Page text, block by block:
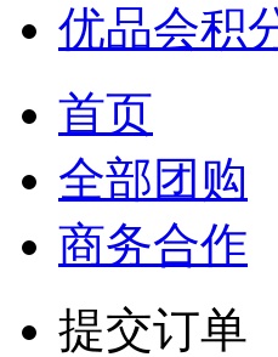
优品会积
首页
全部团购
商务合作
提交订单